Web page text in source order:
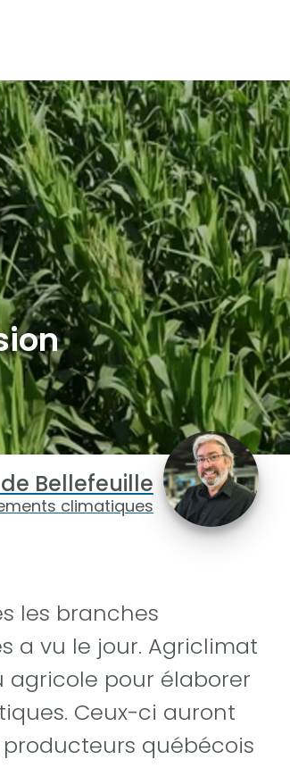
Bellefeuille
climatiques
les branches
a vu le jour. Agriclimat
pour élaborer
Ceux-ci auront
québécois